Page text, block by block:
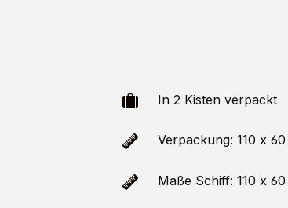
In 2 Kisten verpackt
Verpackung: 110 x
Maße Schiff: 110 x